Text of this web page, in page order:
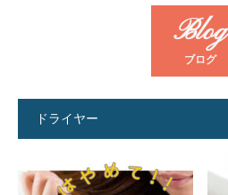
Blog
ブログ
ドライヤー